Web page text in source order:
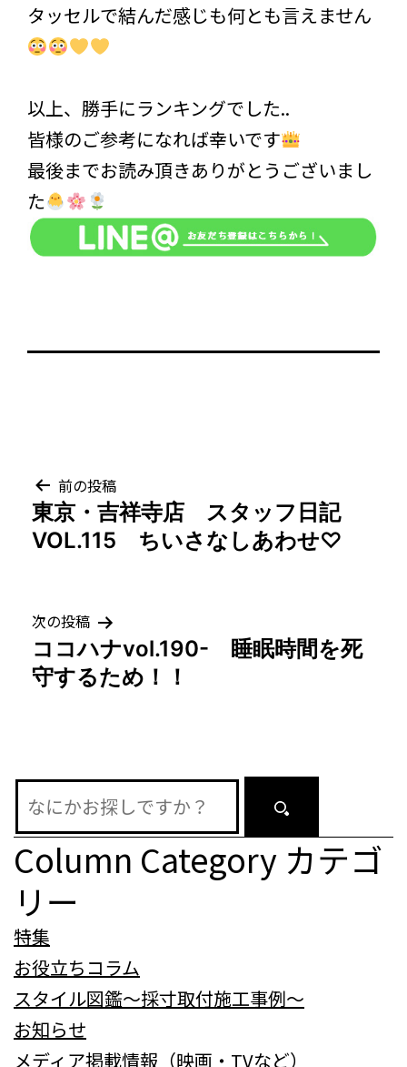
タッセルで結んだ感じも何とも言えません
以上、勝手にランキングでした..
皆様のご参考になれば幸いです
最後までお読み頂きありがとうございまし
た
投
稿
ビ
ゲ
ー
ョ
ン
前の投稿
東京・吉祥寺店 スタッフ日記
VOL.115 ちいさなしあわせ♡
次の投稿
ココハナvol.190- 睡眠時間を死
守するため！！
Column Category カテゴ
リー
特集
お役立ちコラム
スタイル図鑑～採寸取付施工事例～
お知らせ
メディア掲載情報（映画・TVなど）